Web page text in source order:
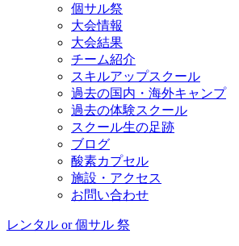
個サル祭
大会情報
大会結果
チーム紹介
スキルアップスクール
過去の国内・海外キャンプ
過去の体験スクール
スクール生の足跡
ブログ
酸素カプセル
施設・アクセス
お問い合わせ
レンタル or 個サル 祭